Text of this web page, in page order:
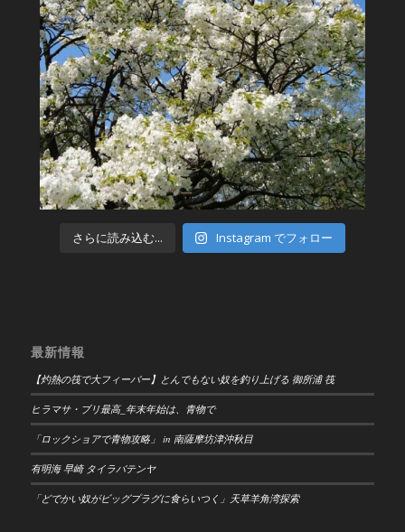
さらに読み込む... Instagram でフォロー
最新情報
【灼熱の筏で大フィーバー】とんでもない奴を釣り上げる 御所浦 筏
ヒラマサ・ブリ最高_年末年始は、青物で
「ロックショアで青物攻略」 in 南薩摩坊津沖秋目
有明海 早崎 タイラバテンヤ
「どでかい奴がビッグプラグに食らいつく」天草羊角湾探索